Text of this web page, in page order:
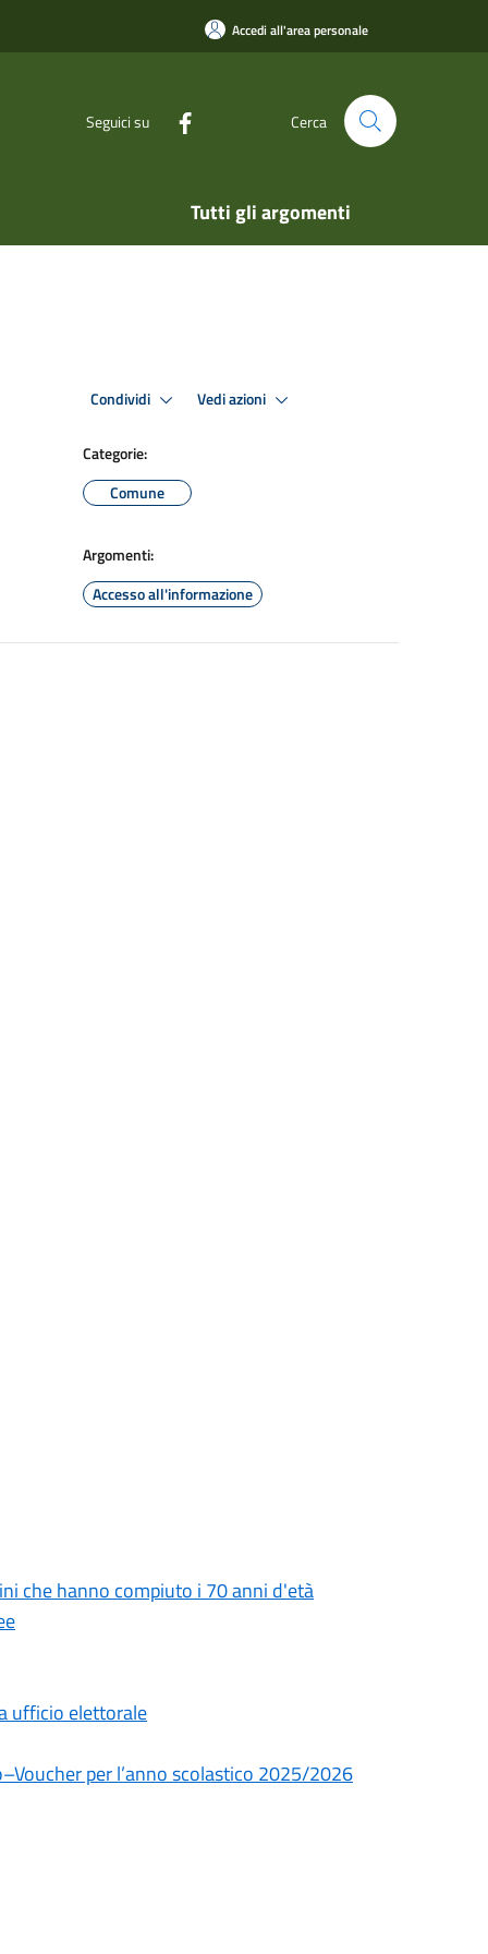
Accedi all'area personale
Seguici su Cerca
Tutti gli argomenti
Condividi Vedi azioni
Categorie:
Comune
Argomenti:
Accesso all'informazione
che hanno compiuto i 70 anni d'età
ufficio elettorale
per l’anno scolastico 2025/2026